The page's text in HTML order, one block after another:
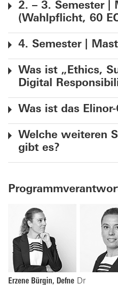
2. – 3. Semester |
(Wahlpflicht, 60
4. Semester |
Was ist „Ethics,
Digital
Was ist das
Welche weiteren
gibt es?
Erzene Bürgin, Defne Dr